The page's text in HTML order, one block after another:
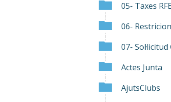
05- Taxes
06-
07-
Actes Junta
AjutsClubs